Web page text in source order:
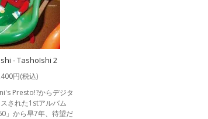
- TashoIshi 2
円(税込)
Presto!?からデジタ
された1stアルバム
」から早7年、待望だ